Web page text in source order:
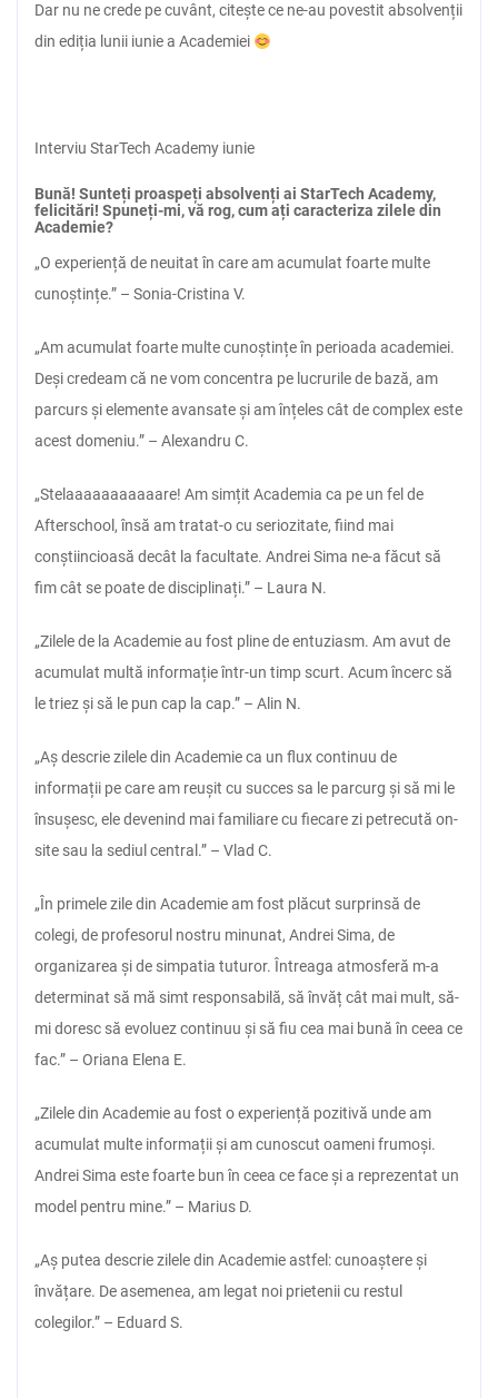
Dar nu ne crede pe cuvânt, citește ce ne-au povestit absolvenții
din ediția lunii iunie a Academiei
Interviu StarTech Academy iunie
Bună! Sunteți proaspeți absolvenți ai StarTech Academy,
felicitări! Spuneți-mi, vă rog, cum ați caracteriza zilele din
Academie?
„O experiență de neuitat în care am acumulat foarte multe
cunoștințe.” – Sonia-Cristina V.
„Am acumulat foarte multe cunoștințe în perioada academiei.
Deși credeam că ne vom concentra pe lucrurile de bază, am
parcurs și elemente avansate și am înțeles cât de complex este
acest domeniu.” – Alexandru C.
„Stelaaaaaaaaaaare! Am simțit Academia ca pe un fel de
Afterschool, însă am tratat-o cu seriozitate, fiind mai
conștiincioasă decât la facultate. Andrei Sima ne-a făcut să
fim cât se poate de disciplinați.” – Laura N.
„Zilele de la Academie au fost pline de entuziasm. Am avut de
acumulat multă informație într-un timp scurt. Acum încerc să
le triez și să le pun cap la cap.” – Alin N.
„Aș descrie zilele din Academie ca un flux continuu de
informații pe care am reușit cu succes sa le parcurg și să mi le
însușesc, ele devenind mai familiare cu fiecare zi petrecută on-
site sau la sediul central.” – Vlad C.
„În primele zile din Academie am fost plăcut surprinsă de
colegi, de profesorul nostru minunat, Andrei Sima, de
organizarea și de simpatia tuturor. Întreaga atmosferă m-a
determinat să mă simt responsabilă, să învăț cât mai mult, să-
mi doresc să evoluez continuu și să fiu cea mai bună în ceea ce
fac.” – Oriana Elena E.
„Zilele din Academie au fost o experiență pozitivă unde am
acumulat multe informații și am cunoscut oameni frumoși.
Andrei Sima este foarte bun în ceea ce face și a reprezentat un
model pentru mine.” – Marius D.
„Aș putea descrie zilele din Academie astfel: cunoaștere și
învățare. De asemenea, am legat noi prietenii cu restul
colegilor.” – Eduard S.